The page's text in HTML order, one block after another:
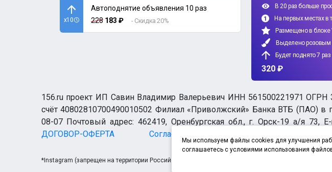
x10
Автоподнятие объявления 10 раз
228 183 ₽ - Скидка 20%
В 20 раз больше
На первых местах в
Размещено в блоке
Выделено розовым
Будет поднято 7
320 ₽
156.ru проект ИП Савин Владимир Валерьевич ИНН 561500221971 ОГРН
счёт 40802810700490010502 Филиал «Приволжский» Банка ВТБ (ПАО)
08-07 Почтовый адрес: 462419, Оренбургская обл., г. Орск-19 а/я
ДОГОВОР-ОФЕРТА
Согласие на обработку
*Instagram (запрещен на территории Российской Федерации)
Мы используем файлы cookies для улучшения
соглашаетесь с условиями использования